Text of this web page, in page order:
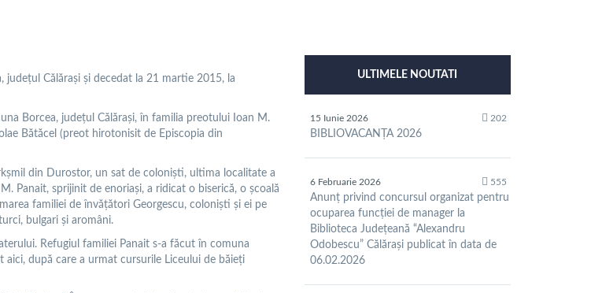
județul Călărași și decedat la 21 martie 2015, la
Borcea, judeţul Călăraşi, în familia preotului Ioan M.
Bătăcel (preot hirotonisit de Episcopia din
din Durostor, un sat de coloniști, ultima localitate a
Panait, sprijinit de enoriași, a ridicat o biserică, o școală
familiei de învățători Georgescu, coloniști și ei pe
bulgari și aromâni.
Refugiul familiei Panait s-a făcut în comuna
aici, după care a urmat cursurile Liceului de băieți
ULTIMELE NOUTATI
15 Iunie 2026 202
BIBLIOVACANȚA 2026
6 Februarie 2026 555
Anunț privind concursul organizat pentru
ocuparea funcției de manager la
Biblioteca Județeană “Alexandru
Odobescu” Călărași publicat în data de
06.02.2026